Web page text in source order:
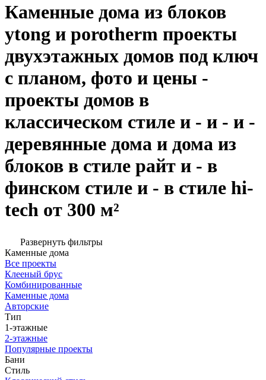
Каменные дома из блоков
ytong и porotherm проекты
двухэтажных домов под ключ
с планом, фото и цены -
проекты домов в
классическом стиле и - и - и -
деревянные дома и дома из
блоков в стиле райт и - в
финском стиле и - в стиле hi-
tech от 300 м²
Развернуть фильтры
Каменные дома
Все проекты
Клееный брус
Комбинированные
Каменные дома
Авторские
Тип
1-этажные
2-этажные
Популярные проекты
Бани
Стиль